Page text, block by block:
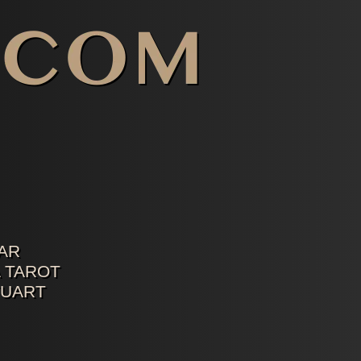
TAROT